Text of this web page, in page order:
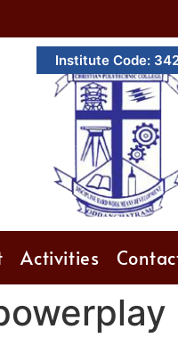
Institute Code:
Activities